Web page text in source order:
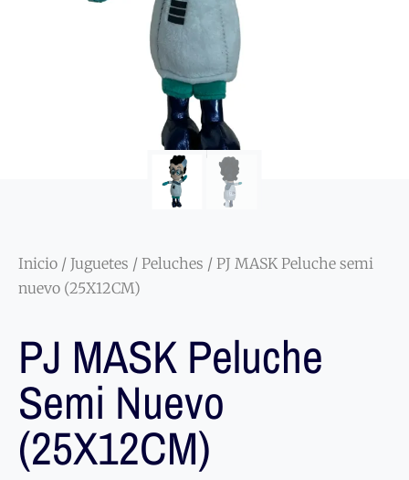
Inicio / Juguetes / Peluches / PJ MASK Peluche semi
nuevo (25X12CM)
PJ MASK Peluche
Semi Nuevo
(25X12CM)